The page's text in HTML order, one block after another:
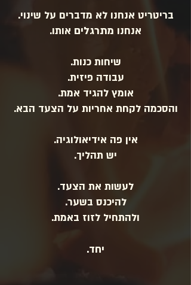
בריטריט אנחנו לא מדברים על שינוי.
אנחנו מתרגלים אותו.
שיחות כנות.
עבודה פיזית.
אומץ להגיד אמת.
והסכמה לקחת אחריות על הצעד הבא.
אין פה אידיאולוגיה.
יש תהליך.
לעשות את הצעד.
להיכנס בשער.
ולהתחיל לזוז באמת.
יחד.